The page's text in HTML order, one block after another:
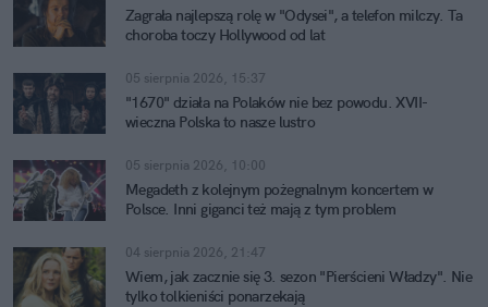
Zagrała najlepszą rolę w "Odysei", a telefon milczy. Ta
choroba toczy Hollywood od lat
05 sierpnia 2026, 15:37
"1670" działa na Polaków nie bez powodu. XVII-
wieczna Polska to nasze lustro
05 sierpnia 2026, 10:00
Megadeth z kolejnym pożegnalnym koncertem w
Polsce. Inni giganci też mają z tym problem
04 sierpnia 2026, 21:47
Wiem, jak zacznie się 3. sezon "Pierścieni Władzy". Nie
tylko tolkieniści ponarzekają